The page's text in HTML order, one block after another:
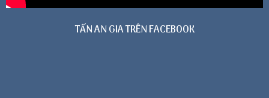
TẤN AN GIA TRÊN FACEBOOK